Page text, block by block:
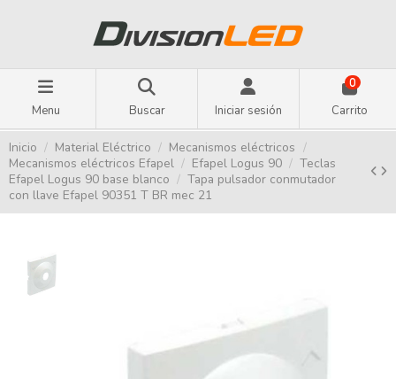
Menu Buscar Iniciar sesión
0
Carrito
Inicio Material Eléctrico
Mecanismos eléctricos
Mecanismos eléctricos Efapel
Efapel Logus 90
Teclas
Efapel Logus 90 base blanco
Tapa pulsador conmutador
con llave Efapel 90351 T BR mec 21